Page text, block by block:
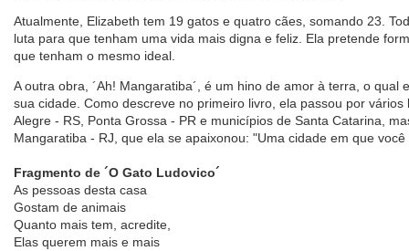
Atualmente, Elizabeth tem 19 gatos e quatro cães, somando 23.
luta para que tenham uma vida mais digna e feliz. Ela pretende
que tenham o mesmo ideal.
A outra obra, ´Ah! Mangaratiba´, é um hino de amor à terra, o qual
sua cidade. Como descreve no primeiro livro, ela passou por
Alegre - RS, Ponta Grossa - PR e municípios de Santa Catarina,
Mangaratiba - RJ, que ela se apaixonou: "Uma cidade em que
Fragmento de ´O Gato Ludovico´
As pessoas desta casa
Gostam de animais
Quanto mais tem, acredite,
Elas querem mais e mais